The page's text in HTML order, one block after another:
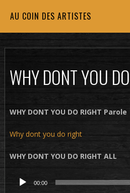
AU COIN DES ARTISTES
WHY DONT YOU
WHY DONT YOU DO RIGHT Parole
Why dont you do right
WHY DONT YOU DO RIGHT ALL
Lecteur
00:00